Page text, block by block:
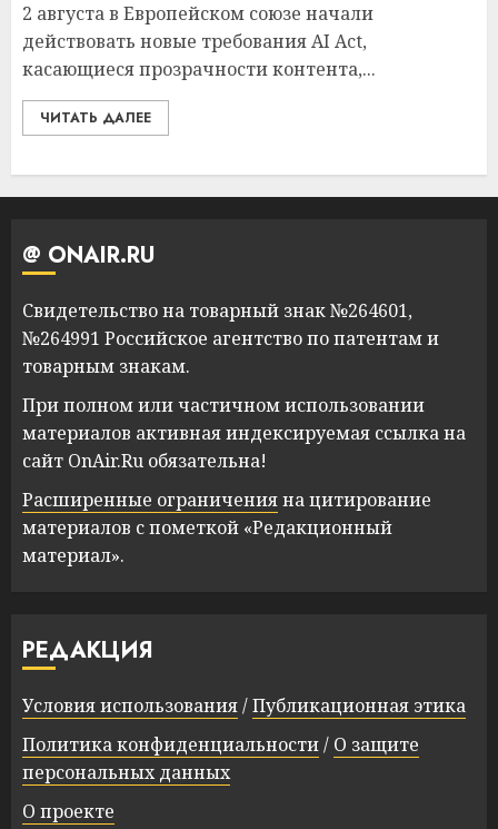
2 августа в Европейском союзе начали
действовать новые требования AI Act,
касающиеся прозрачности контента,...
ЧИТАТЬ ДАЛЕЕ
@ ONAIR.RU
Свидетельство на товарный знак №264601,
№264991 Российское агентство по патентам и
товарным знакам.
При полном или частичном использовании
материалов активная индексируемая ссылка на
сайт OnAir.Ru обязательна!
Расширенные ограниченияна цитирование
материалов с пометкой «Редакционный
материал».
РЕДАКЦИЯ
Условия использования/Публикационная этика
Политика конфиденциальности/ О защите
персональных данных
О проекте